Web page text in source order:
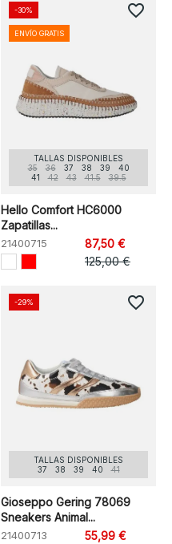
TALLAS DISPONIBLES
35
36 37 38 39
40
41
42 43 41.5 39.5
Hello Comfort HC6000
Zapatillas...
21400715
87,50 €
125,00 €
-30%
ENVÍO GRATIS
favorite_border
TALLAS DISPONIBLES
37
38 39 40 41
Gioseppo Gering 78069
Sneakers Animal...
21400713
55,99 €
-29% favorite_border